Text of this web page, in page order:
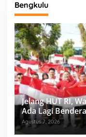
Bengkulu
Jelang HUT RI,
Ada Lagi
Agustus 7, 2026